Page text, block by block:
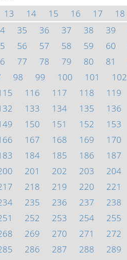
13 14 15 16 17 18
35 36 37 38 39
56 57 58 59 60
77 78 79 80 81
98 99 100 101 102
116 117 118 119
133 134 135 136
150 151 152 153
167 168 169 170
184 185 186 187
201 202 203 204
218 219 220 221
235 236 237 238
252 253 254 255
269 270 271 272
286 287 288 289